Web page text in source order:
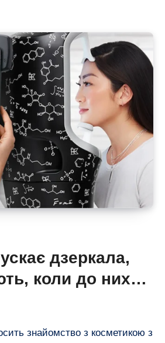
дзеркала,
коли до них
знайомство з косметикою з